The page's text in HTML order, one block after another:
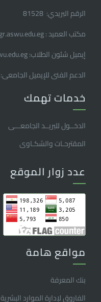
الرقم البريدي: 81528
مكتب العميد : dean.secretary@agr.aswu.edu.eg
إيميل شئون الطلاب: vde@agr.aswu.edu.eg
الدعم الفنى للإيميل الجامعى:
خدمات تهمك
الدخــول للبريــد الجامعـــى
المقترحـات والشكـاوى
عدد زوار الموقع
مواقع هامة
بنك المعرفة
الفاروق ﻹدارة الموارد البشرية